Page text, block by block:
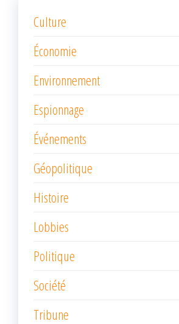
Culture
Économie
Environnement
Espionnage
Événements
Géopolitique
Histoire
Lobbies
Politique
Société
Tribune